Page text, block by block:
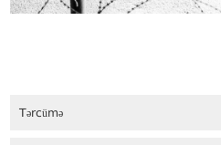
Tərcümə